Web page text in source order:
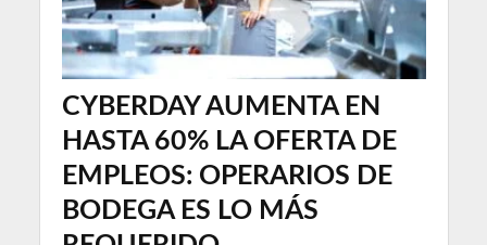
CYBERDAY AUMENTA EN
HASTA 60% LA OFERTA DE
EMPLEOS: OPERARIOS DE
BODEGA ES LO MÁS